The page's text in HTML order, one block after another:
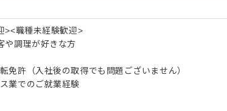
><職種未経験歓迎>
や調理が好きな方
免許（入社後の取得でも問題ございません）
業でのご就業経験